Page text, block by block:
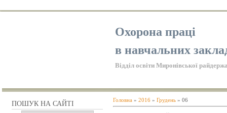
Охорона праці
в навчальних
Відділ освіти Миронівської
ПОШУК НА САЙТІ Головна » 2016 » Грудень » 06